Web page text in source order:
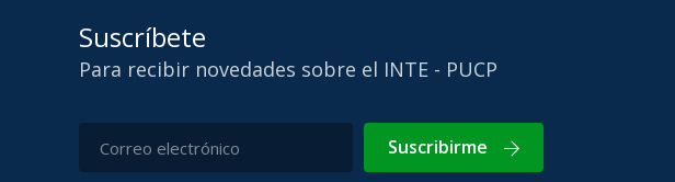
Suscríbete
Para recibir novedades sobre el INTE - PUCP
Suscribirme